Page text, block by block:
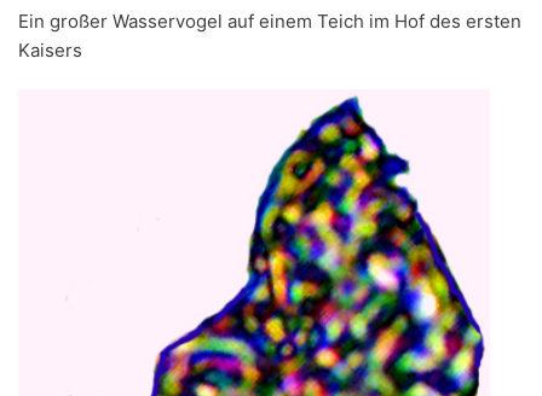
Ein großer Wasservogel auf einem Teich im Hof des ersten
Kaisers